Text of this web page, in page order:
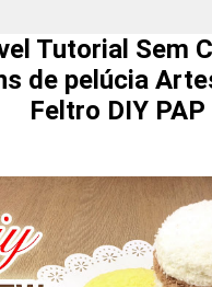
Tutorial Sem
de pelúcia
Feltro DIY PAP